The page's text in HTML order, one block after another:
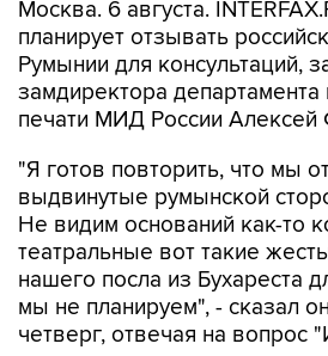
Румынии для консультаций,
замдиректора департамента
печати МИД России Алексей
"Я готов повторить, что мы
Не видим оснований как-то
театральные вот такие
нашего посла из Бухареста
мы не планируем", - сказал
четверг, отвечая на вопрос
ответных мерах на высылку
дипломата из Румынии.